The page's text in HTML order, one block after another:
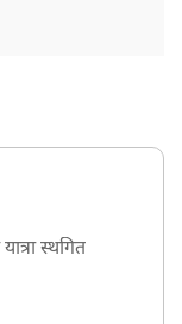
स्थगित